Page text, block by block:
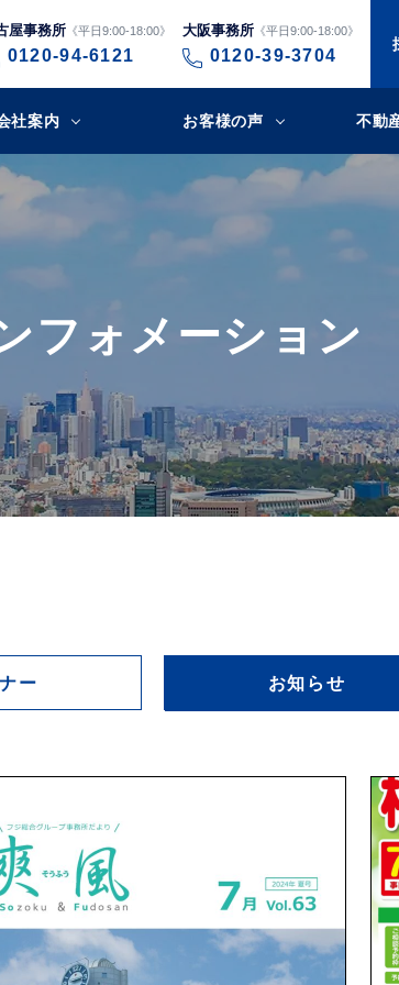
屋事務所《平日9:00-18:00》
0120-94-6121
大阪事務所《平日9:00-18:00》
0120-39-3704
社案内 お客様の声 不動
フォメーション
ー お知らせ